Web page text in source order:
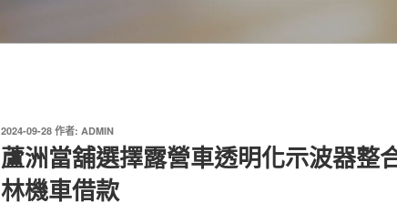
發
佈
於
2024-09-28 作者: ADMIN
蘆洲當舖選擇露營車透明化示波器整
林機車借款